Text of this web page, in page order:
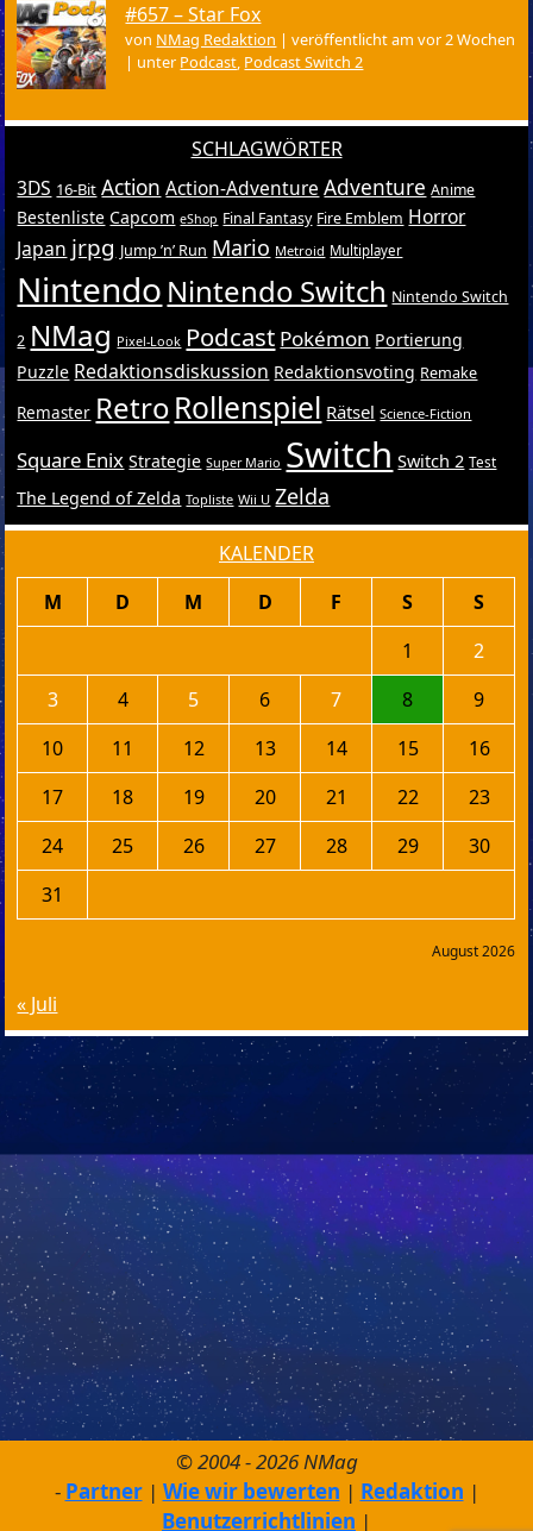
#657 – Star Fox
von NMag Redaktion |veröffentlicht am vor 2 Wochen
| unter Podcast, Podcast Switch 2
SCHLAGWÖRTER
3DS 16-Bit Action Action-Adventure Adventure Anime
Bestenliste Capcom eShop Final Fantasy Fire Emblem Horror
Japan jrpg Jump ’n’ Run Mario Metroid Multiplayer
Nintendo Nintendo Switch Nintendo Switch
2 NMag Pixel-Look Podcast Pokémon Portierung
Puzzle Redaktionsdiskussion Redaktionsvoting Remake
Remaster RetroRollenspiel Rätsel Science-Fiction
Square Enix Strategie Super Mario Switch Switch 2 Test
The Legend of Zelda Topliste Wii U Zelda
KALENDER
August 2026
M D M D F S
S
1
2
3
4 5 6 7 8
9
10
11 12 13 14 15
16
17
18 19 20 21 22
23
24
25 26 27 28 29
30
31
« Juli
© 2004 - 2026 NMag
Partner
Wie wir bewerten
Redaktion
Benutzerrichtlinien